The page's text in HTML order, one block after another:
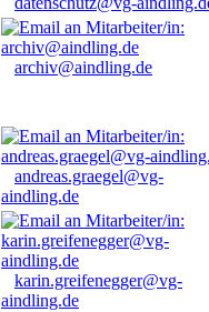
archiv@aindling.de
andreas.graegel@vg-
aindling.de
karin.greifenegger@vg-
aindling.de